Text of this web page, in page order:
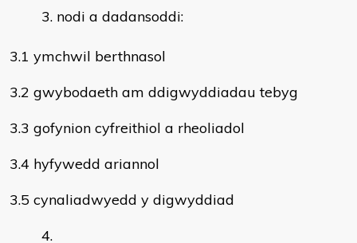
nodi a dadansoddi:
3.1 ymchwil berthnasol
3.2 gwybodaeth am ddigwyddiadau tebyg
3.3 gofynion cyfreithiol a rheoliadol
3.4 hyfywedd ariannol
3.5 cynaliadwyedd y digwyddiad